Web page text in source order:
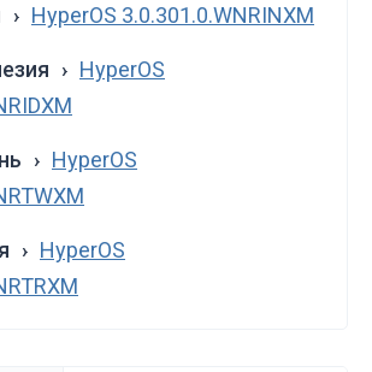
HyperOS 3.0.301.0.WNRINXM
HyperOS
HyperOS
HyperOS